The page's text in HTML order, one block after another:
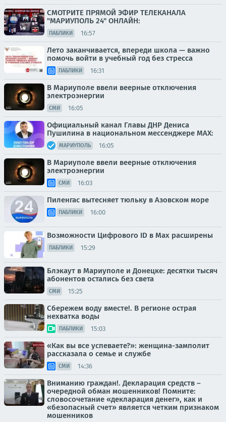
СМОТРИТЕ ПРЯМОЙ ЭФИР ТЕЛЕКАНАЛА
"МАРИУПОЛЬ 24" ОНЛАЙН:
ПАБЛИКИ 16:57
Лето заканчивается, впереди школа — важно
помочь войти в учебный год без стресса
ПАБЛИКИ 16:31
В Мариуполе ввели веерные отключения
электроэнергии
СМИ 16:05
Официальный канал Главы ДНР Дениса
Пушилина в национальном мессенджере MAX:
МАРИУПОЛЬ 16:05
В Мариуполе ввели веерные отключения
электроэнергии
СМИ 16:03
Пиленгас вытесняет тюльку в Азовском море
ПАБЛИКИ 16:00
Возможности Цифрового ID в Мах расширены
ПАБЛИКИ 15:29
Блэкаут в Мариуполе и Донецке: десятки тысяч
абонентов остались без света
СМИ 15:25
Сбережем воду вместе!. В регионе острая
нехватка воды
ПАБЛИКИ 15:03
«Как вы все успеваете?»: женщина-замполит
рассказала о семье и службе
СМИ 14:36
Вниманию граждан!. Декларация средств –
очередной обман мошенников! Помните:
словосочетание «декларация денег», как и
«безопасный счет» является четким признаком
мошенников